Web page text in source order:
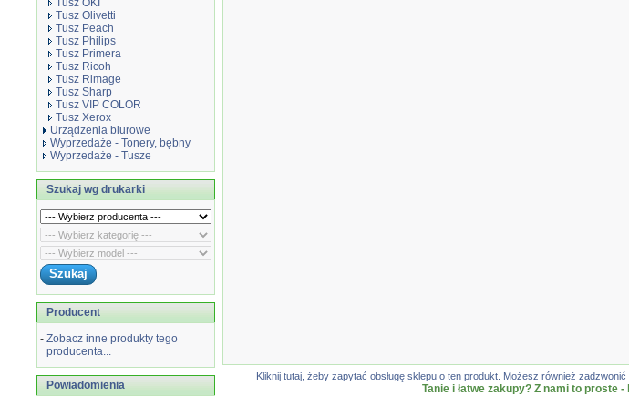
Tusz OKI
Tusz Olivetti
Tusz Peach
Tusz Philips
Tusz Primera
Tusz Ricoh
Tusz Rimage
Tusz Sharp
Tusz VIP COLOR
Tusz Xerox
Urządzenia biurowe
Wyprzedaże - Tonery, bębny
Wyprzedaże - Tusze
Szukaj wg drukarki
Producent
- Zobacz inne produkty tego
producenta...
Powiadomienia
Kliknij tutaj, żeby zapytać obsługę sklepu o ten produkt. Możesz również zadzwonić
Tanie i łatwe zakupy? Z nami to